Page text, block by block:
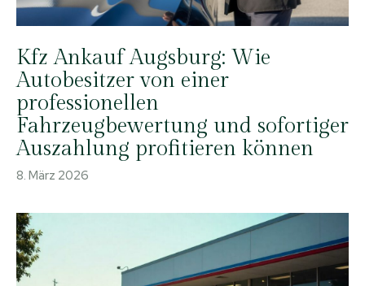
Kfz Ankauf Augsburg: Wie
Autobesitzer von einer
professionellen
Fahrzeugbewertung und sofortiger
Auszahlung profitieren können
8. März 2026